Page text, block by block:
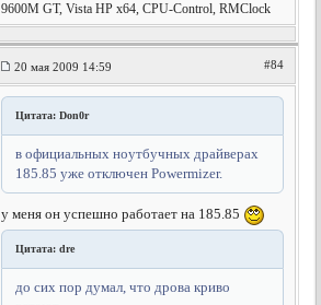
9600M GT, Vista HP x64, CPU-Control, RMClock
20 мая 2009 14:59 #84
Цитата: Don0r
в официальных ноутбучных драйверах
185.85 уже отключен Powermizer.
у меня он успешно работает на 185.85
Цитата: dre
до сих пор думал, что дрова криво